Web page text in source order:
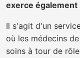
exerce
Il s'agit d'un
où les médecins
soins à tour de